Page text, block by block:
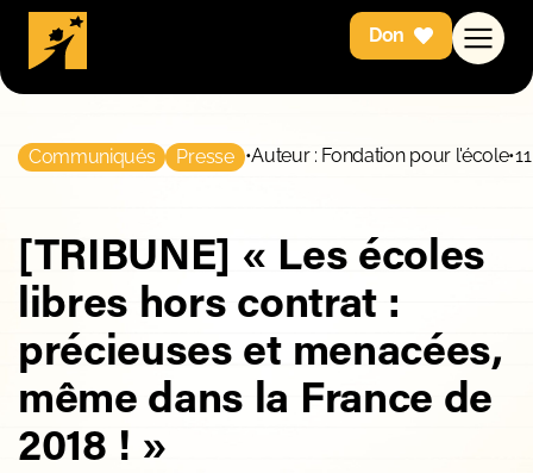
Don
Communiqués Presse •Auteur : Fondation pour l'école•
[TRIBUNE] « Les écoles
libres hors contrat :
précieuses et menacées,
même dans la France de
2018 ! »